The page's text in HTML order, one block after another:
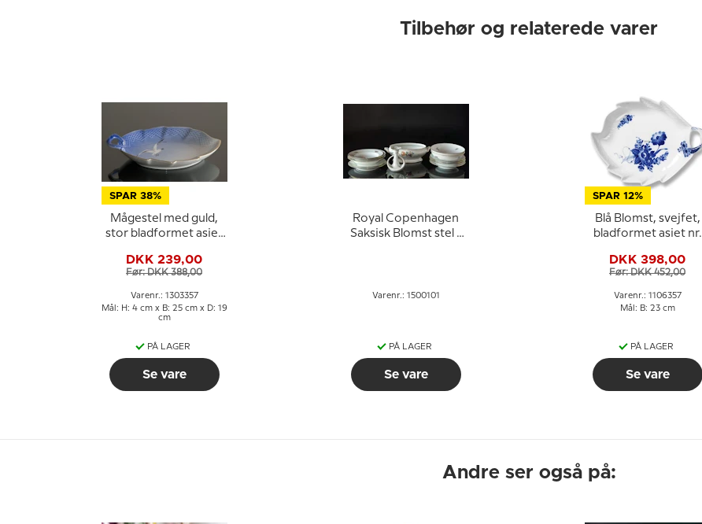
Tilbehør og relaterede varer
SPAR 38%
Mågestel med guld,
stor bladformet asiet
DKK 239,00
Før: DKK 388,00
Varenr.: 1303357
Mål: H: 4 cm x B: 25 cm x D: 19
cm
PÅ LAGER
Se vare
Royal Copenhagen
Saksisk Blomst stel -
Varenr.: 1500101
PÅ LAGER
Se vare
SPAR 12%
Blå Blomst, svejfet,
bladformet asiet nr.
Royal Copenhagen
23cm
DKK 398,00
Før: DKK 452,00
Varenr.: 1106357
Mål: B: 23 cm
PÅ LAGER
Se vare
Andre ser også på: